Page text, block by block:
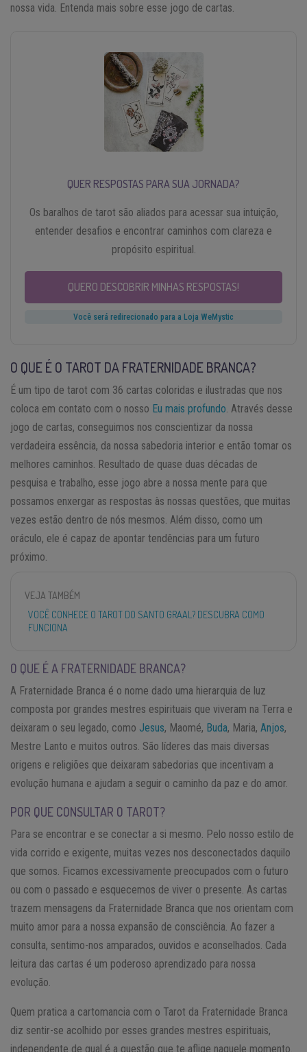
nossa vida. Entenda mais sobre esse jogo de cartas.
QUER RESPOSTAS PARA SUA JORNADA?
Os baralhos de tarot são aliados para acessar sua intuição,
entender desafios e encontrar caminhos com clareza e
propósito espiritual.
QUERO DESCOBRIR MINHAS RESPOSTAS!
Você será redirecionado para a Loja WeMystic
O QUE É O TAROT DA FRATERNIDADE BRANCA?
É um tipo de tarot com 36 cartas coloridas e ilustradas que nos
coloca em contato com o nosso Eu mais profundo . Através desse
jogo de cartas, conseguimos nos conscientizar da nossa
verdadeira essência, da nossa sabedoria interior e então tomar os
melhores caminhos. Resultado de quase duas décadas de
pesquisa e trabalho, esse jogo abre a nossa mente para que
possamos enxergar as respostas às nossas questões, que muitas
vezes estão dentro de nós mesmos. Além disso, como um
oráculo, ele é capaz de apontar tendências para um futuro
próximo.
VEJA TAMBÉM
VOCÊ CONHECE O TAROT DO SANTO GRAAL? DESCUBRA COMO
FUNCIONA
O QUE É A FRATERNIDADE BRANCA?
A Fraternidade Branca é o nome dado uma hierarquia de luz
composta por grandes mestres espirituais que viveram na Terra e
deixaram o seu legado, como Jesus, Maomé, Buda, Maria, Anjos,
Mestre Lanto e muitos outros. São líderes das mais diversas
origens e religiões que deixaram sabedorias que incentivam a
evolução humana e ajudam a seguir o caminho da paz e do amor.
POR QUE CONSULTAR O TAROT?
Para se encontrar e se conectar a si mesmo. Pelo nosso estilo de
vida corrido e exigente, muitas vezes nos desconectados daquilo
que somos. Ficamos excessivamente preocupados com o futuro
ou com o passado e esquecemos de viver o presente. As cartas
trazem mensagens da Fraternidade Branca que nos orientam com
muito amor para a nossa expansão de consciência. Ao fazer a
consulta, sentimo-nos amparados, ouvidos e aconselhados. Cada
leitura das cartas é um poderoso aprendizado para nossa
evolução.
Quem pratica a cartomancia com o Tarot da Fraternidade Branca
diz sentir-se acolhido por esses grandes mestres espirituais,
independente de qual é a questão que te aflige naquele momento.